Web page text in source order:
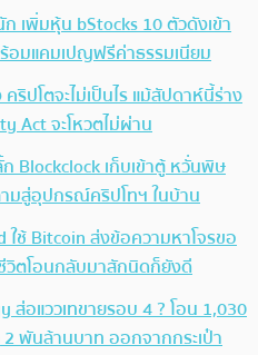
เพิ่มหุ้น bStocks 10 ตัวดังเข้า
มแคมเปญฟรีค่าธรรมเนียม
ริปโตจะไม่เป็นไร แม้สัปดาห์นี้ร่าง
Act จะโหวตไม่ผ่าน
Blockclock เก็บเข้าตู้ หวั่นพิษ
มสู่อุปกรณ์คริปโทฯ ในบ้าน
ใช้ Bitcoin ส่งข้อความหาโจรขอ
ตโอนกลับมาสักนิดก็ยังดี
ส่อแววเทขายรอบ 4 ? โอน 1,030
2 พันล้านบาท ออกจากกระเป๋า